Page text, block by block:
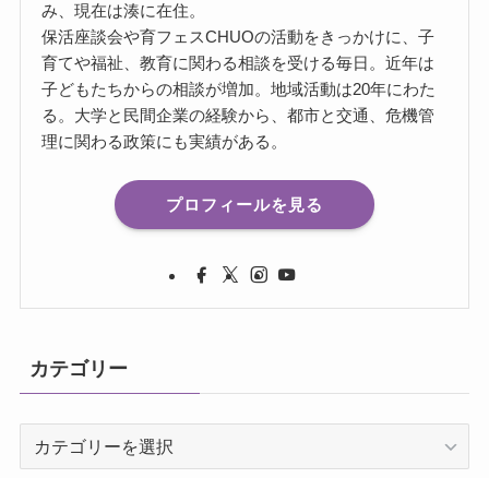
み、現在は湊に在住。
保活座談会や育フェスCHUOの活動をきっかけに、子
育てや福祉、教育に関わる相談を受ける毎日。近年は
子どもたちからの相談が増加。地域活動は20年にわた
る。大学と民間企業の経験から、都市と交通、危機管
理に関わる政策にも実績がある。
プロフィールを見る
カテゴリー